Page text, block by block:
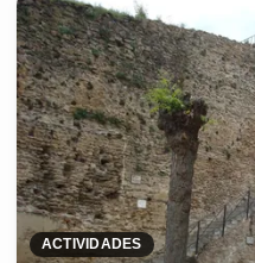
ACTIVIDADES